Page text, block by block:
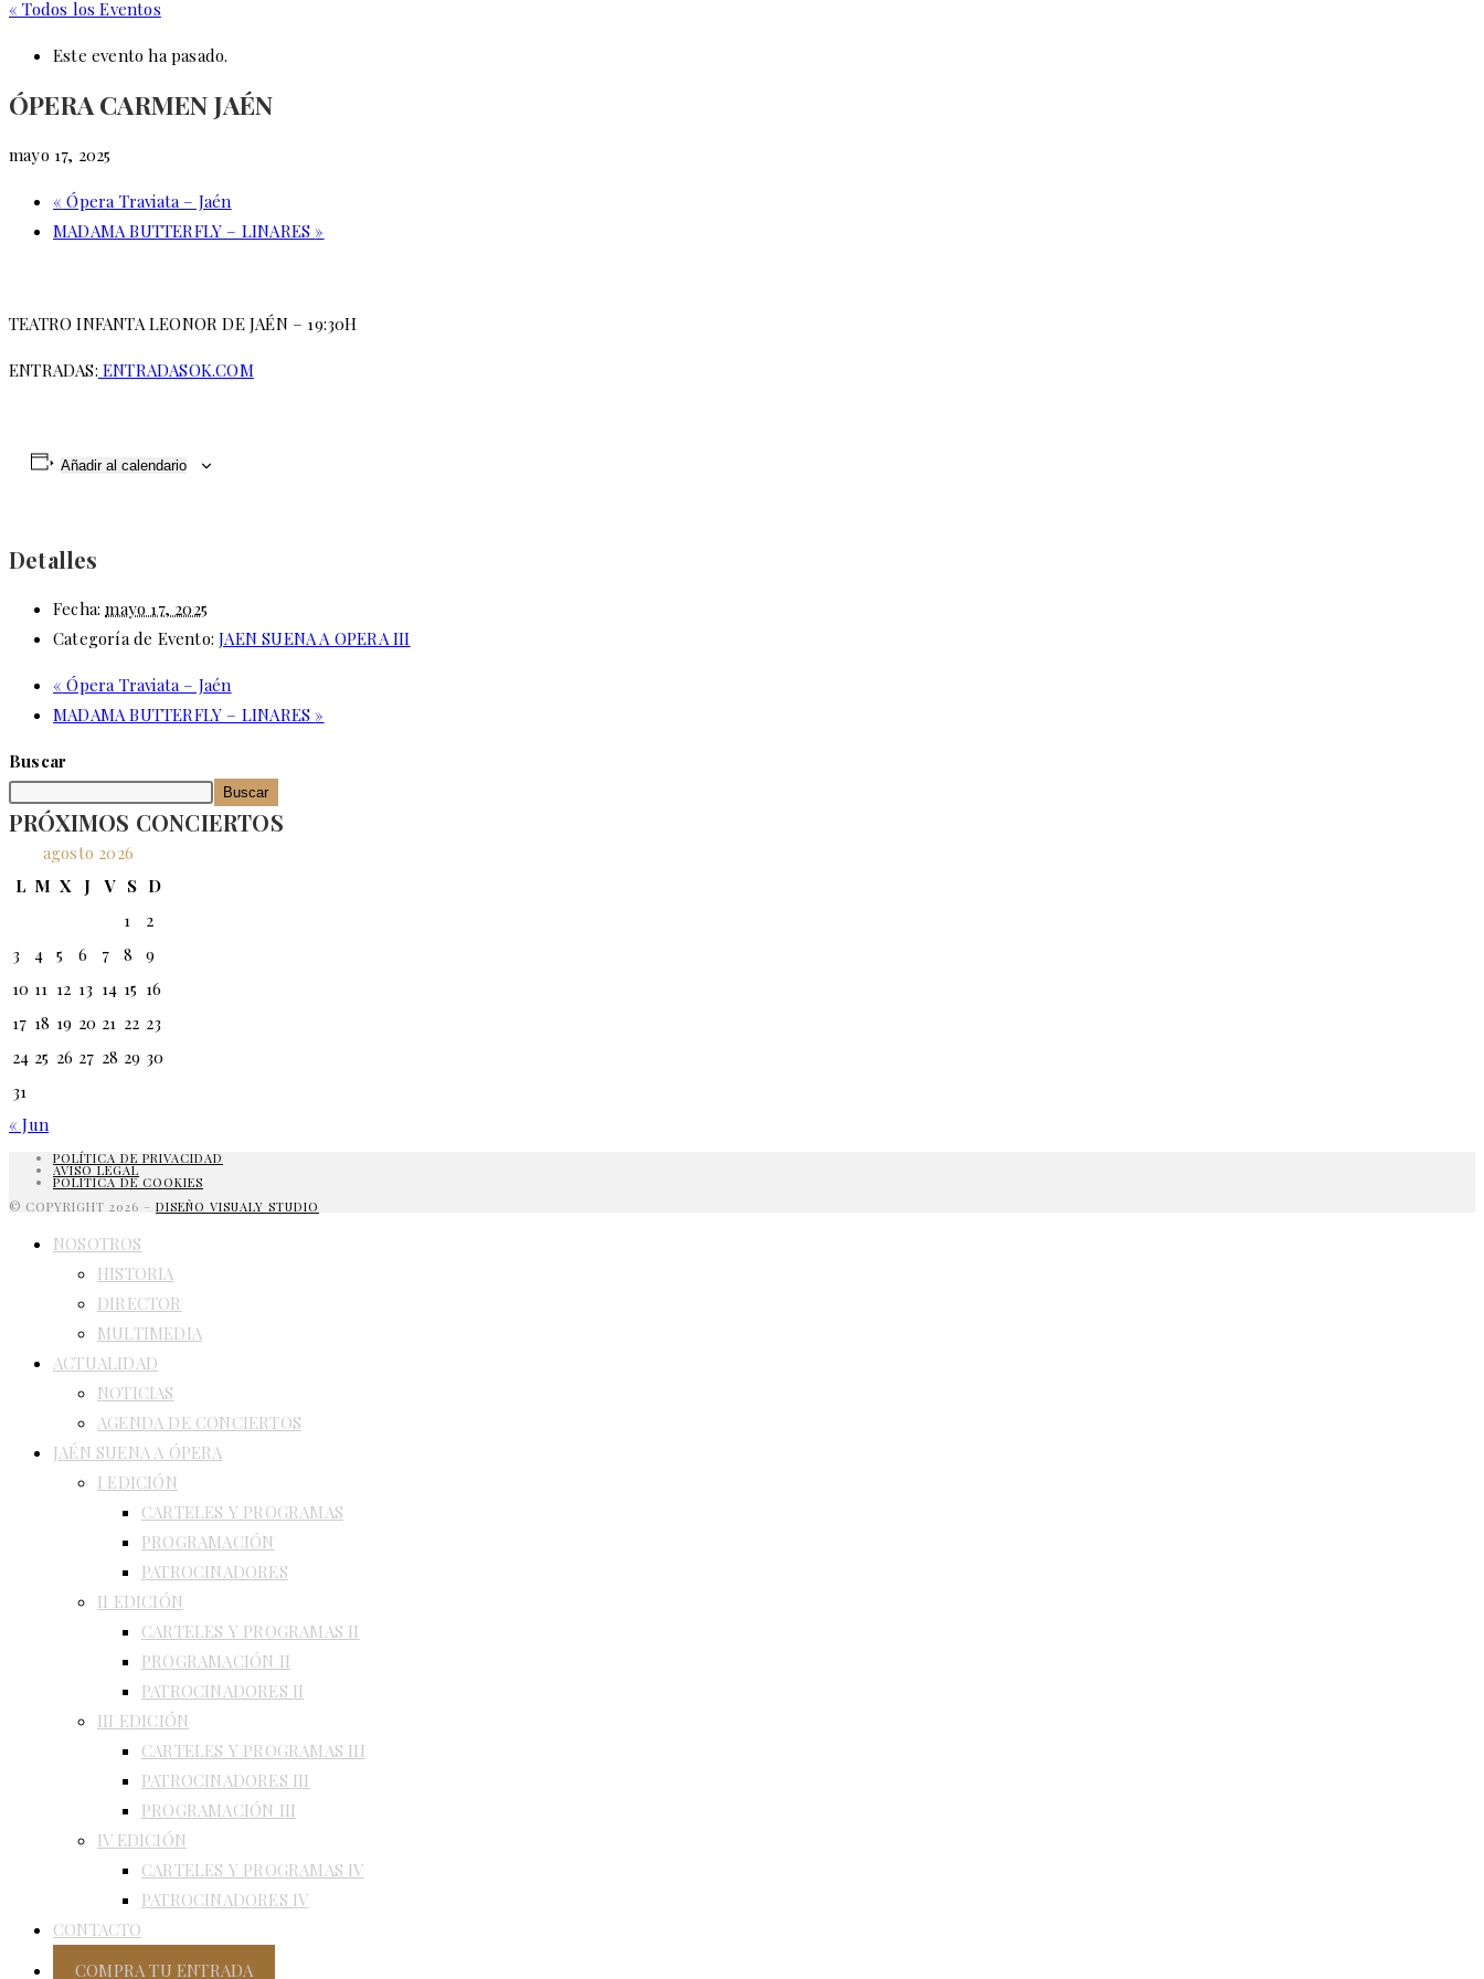
« Todos los Eventos
Este evento ha pasado.
ÓPERA CARMEN JAÉN
mayo 17, 2025
« Ópera Traviata – Jaén
MADAMA BUTTERFLY – LINARES»
TEATRO INFANTA LEONOR DE JAÉN – 19:30H
ENTRADAS: ENTRADASOK.COM
Añadir al calendario
Detalles
Fecha: mayo 17, 2025
Categoría de Evento: JAEN SUENA A OPERA III
« Ópera Traviata – Jaén
MADAMA BUTTERFLY – LINARES»
Buscar
Buscar
PRÓXIMOS CONCIERTOS
agosto 2026
L M X J V S D
1
2
3
4 5 6 7 8
9
10 11 12 13 14 15 16
17 18 19 20 21 22 23
24 25 26 27 28 29 30
31
« Jun
POLÍTICA DE PRIVACIDAD
AVISO LEGAL
POLITICA DE COOKIES
© COPYRIGHT 2026 – DISEÑO VISUALY STUDIO
NOSOTROS
HISTORIA
DIRECTOR
MULTIMEDIA
ACTUALIDAD
NOTICIAS
AGENDA DE CONCIERTOS
JAÉN SUENA A ÓPERA
I EDICIÓN
CARTELES Y PROGRAMAS
PROGRAMACIÓN
PATROCINADORES
II EDICIÓN
CARTELES Y PROGRAMAS II
PROGRAMACIÓN II
PATROCINADORES II
III EDICIÓN
CARTELES Y PROGRAMAS III
PATROCINADORES III
PROGRAMACIÓN III
IV EDICIÓN
CARTELES Y PROGRAMAS IV
PATROCINADORES IV
CONTACTO
COMPRA TU ENTRADA